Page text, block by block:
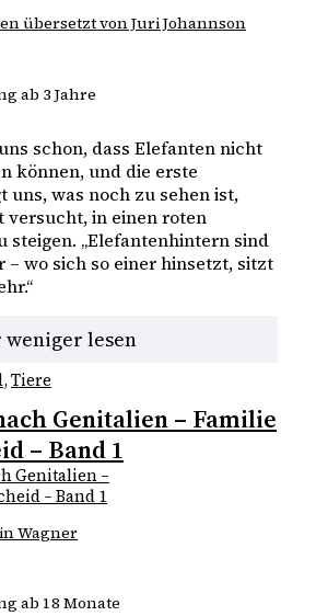
übersetzt von Juri Johannson
ab 3 Jahre
schon, dass Elefanten nicht
können, und die erste
uns, was noch zu sehen ist,
versucht, in einen roten
steigen. „Elefantenhintern sind
– wo sich so einer hinsetzt, sitzt
lesen
, Tiere
Genitalien – Familie
– Band 1
Wagner
ab 18 Monate